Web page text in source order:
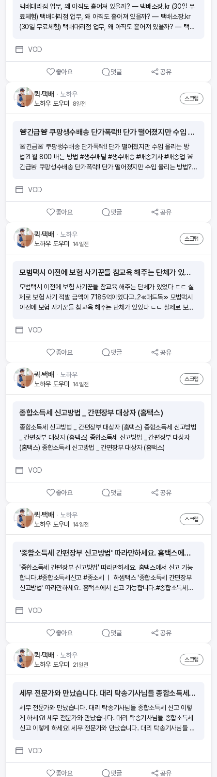
10만원 ■ 시험이 많이 어렵나요? 아니요! 하지만, 모의고사 문제와
답만 외우면 헷갈릴 수 있으니 보기 내용의 이해가 필요해요. (예) 모의
고사에서 ‘틀린 것’은? 으로 외웠는데, 실제 시험에서는 ‘맞는 것을 고
점수를 70점 이상 목표로 반복적으로 풀면서 점차 점수를 높여보세
전’탭에서 원하는 시험 일정에 맞춰 시험신청을 해보세요. 2. 시험일 2
~3주 전부터 동영상강의,모의고사, 요약정리를 반복해서 하루에 일정
시간을 정해두고 벼락치기로 집중도를 높여보세요. 모의고사는 최소 4
~5번 풀어 보시는 게 좋아요. 3. 시험 직전에는 실제 시험처럼 PDF파
일을 출력하여 모의고사를 풀어보는 것도 좋아요! 시험안내 문자도 꼼
격입니다!
택배대리점 업무, 왜 아직도 흩어져 있을까? — 택배소장.kr (30일 무
료체험) 택배대리점 업무, 왜 아직도 흩어져 있을까? — 택배소장.kr
(30일 무료체험) 택배대리점 업무, 왜 아직도 흩어져 있을까? — 택배
— 택배소장.kr (30일 무료체험)
VOD
좋아요 댓글 공유
퀵·택배 ᆞ 노하우
노하우 도우미 8일전
스크랩
🚨긴급🚨 쿠팡생수배송 단가폭락!! 단가 떨어졌지만 수입 올리는 방법?! 월 800 버는 방법 #생수배달 #생수배송 #배송기사 #배송업
🚨긴급🚨 쿠팡생수배송 단가폭락!! 단가 떨어졌지만 수입 올리는 방
법?! 월 800 버는 방법 #생수배달 #생수배송 #배송기사 #배송업 🚨
긴급🚨 쿠팡생수배송 단가폭락!! 단가 떨어졌지만 수입 올리는 방법?!
🚨 쿠팡생수배송 단가폭락!! 단가 떨어졌지만 수입 올리는 방법?! 월 8
팡생수배송 단가폭락!! 단가 떨어졌지만 수입 올리는 방법?! 월 800 버
는 방법 #생수배달 #생수배송 #배송기사 #배송업
VOD
좋아요 댓글 공유
퀵·택배 ᆞ 노하우
노하우 도우미
14일전
스크랩
모범택시 이전에 보험 사기꾼들 참교육 해주는 단체가 있었다 ㄷㄷ 실제로 보험 사기 적발 금액이 7185억이었다고..?≪매드독≫
모범택시 이전에 보험 사기꾼들 참교육 해주는 단체가 있었다 ㄷㄷ 실
제로 보험 사기 적발 금액이 7185억이었다고..?≪매드독≫ 모범택시
이전에 보험 사기꾼들 참교육 해주는 단체가 있었다 ㄷㄷ 실제로 보험
험 사기꾼들 참교육 해주는 단체가 있었다 ㄷㄷ 실제로 보험 사기 적발
참교육 해주는 단체가 있었다 ㄷㄷ 실제로 보험 사기 적발 금액이 718
5억이었다고..?≪매드독≫
VOD
좋아요 댓글 공유
퀵·택배 ᆞ 노하우
노하우 도우미
14일전
스크랩
종합소득세 신고방법 _ 간편장부 대상자 (홈택스)
종합소득세 신고방법 _ 간편장부 대상자 (홈택스) 종합소득세 신고방법
_ 간편장부 대상자 (홈택스) 종합소득세 신고방법 _ 간편장부 대상자
(홈택스) 종합소득세 신고방법 _ 간편장부 대상자 (홈택스)
VOD
좋아요 댓글 공유
퀵·택배 ᆞ 노하우
노하우 도우미
14일전
스크랩
'종합소득세 간편장부 신고방법' 따라만하세요. 홈택스에서 신고 가능합니다.#종합소득세신고 #종소세 ㅣ 하셈택스
'종합소득세 간편장부 신고방법' 따라만하세요. 홈택스에서 신고 가능
합니다.#종합소득세신고 #종소세 ㅣ 하셈택스 '종합소득세 간편장부
신고방법' 따라만하세요. 홈택스에서 신고 가능합니다.#종합소득세신
요. 홈택스에서 신고 가능합니다.#종합소득세신고 #종소세 ㅣ 하셈택
능합니다.#종합소득세신고 #종소세 ㅣ 하셈택스
VOD
좋아요 댓글 공유
퀵·택배 ᆞ 노하우
노하우 도우미
21일전
스크랩
세무 전문가와 만났습니다. 대리 탁송기사님들 종합소득세 신고 이렇게 하세요!
세무 전문가와 만났습니다. 대리 탁송기사님들 종합소득세 신고 이렇
게 하세요! 세무 전문가와 만났습니다. 대리 탁송기사님들 종합소득세
신고 이렇게 하세요! 세무 전문가와 만났습니다. 대리 탁송기사님들 종
사님들 종합소득세 신고 이렇게 하세요!
VOD
좋아요 댓글 공유